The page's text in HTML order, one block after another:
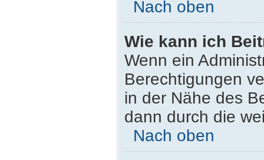
Nach oben
Wie kann ich
Wenn ein
Berechtigungen
in der Nähe des
dann durch die
Nach oben